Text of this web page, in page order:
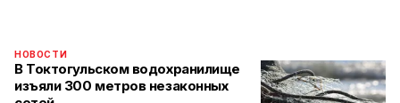
НОВОСТИ
В Токтогульском водохранилище
изъяли 300 метров незаконных